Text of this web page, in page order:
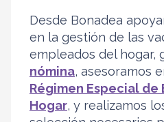
Desde Bonadea
en la gestión de las
empleados del hogar,
nómina, asesoramos
Régimen Especial
Hogar, y realizamos